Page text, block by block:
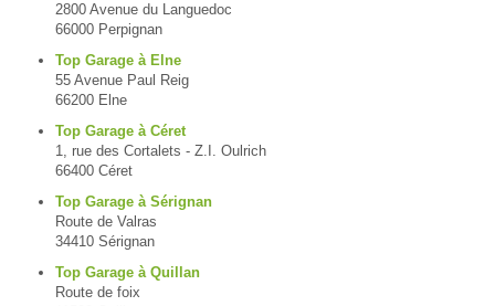
2800 Avenue du Languedoc
66000 Perpignan
Top Garage à Elne
55 Avenue Paul Reig
66200 Elne
Top Garage à Céret
1, rue des Cortalets - Z.I. Oulrich
66400 Céret
Top Garage à Sérignan
Route de Valras
34410 Sérignan
Top Garage à Quillan
Route de foix